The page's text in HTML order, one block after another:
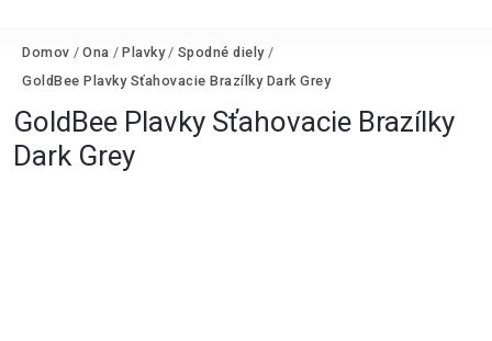
Domov / Ona / Plavky / Spodné diely /
GoldBee Plavky Sťahovacie Brazílky Dark Grey
GoldBee Plavky Sťahovacie Brazílky
Dark Grey